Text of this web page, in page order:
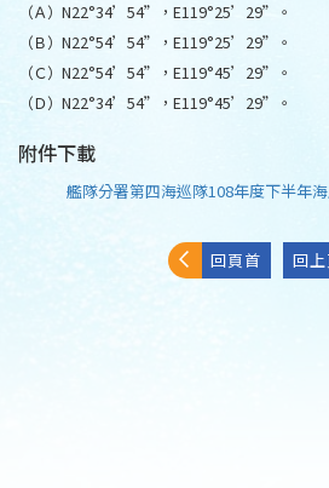
（Ａ）N22°34’54”，E119°25’29”。
（Ｂ）N22°54’54”，E119°25’29”。
（Ｃ）N22°54’54”，E119°45’29”。
（Ｄ）N22°34’54”，E119°45’29”。
附件下載
艦隊分署第四海巡隊108年度下半年
回頁首 回上